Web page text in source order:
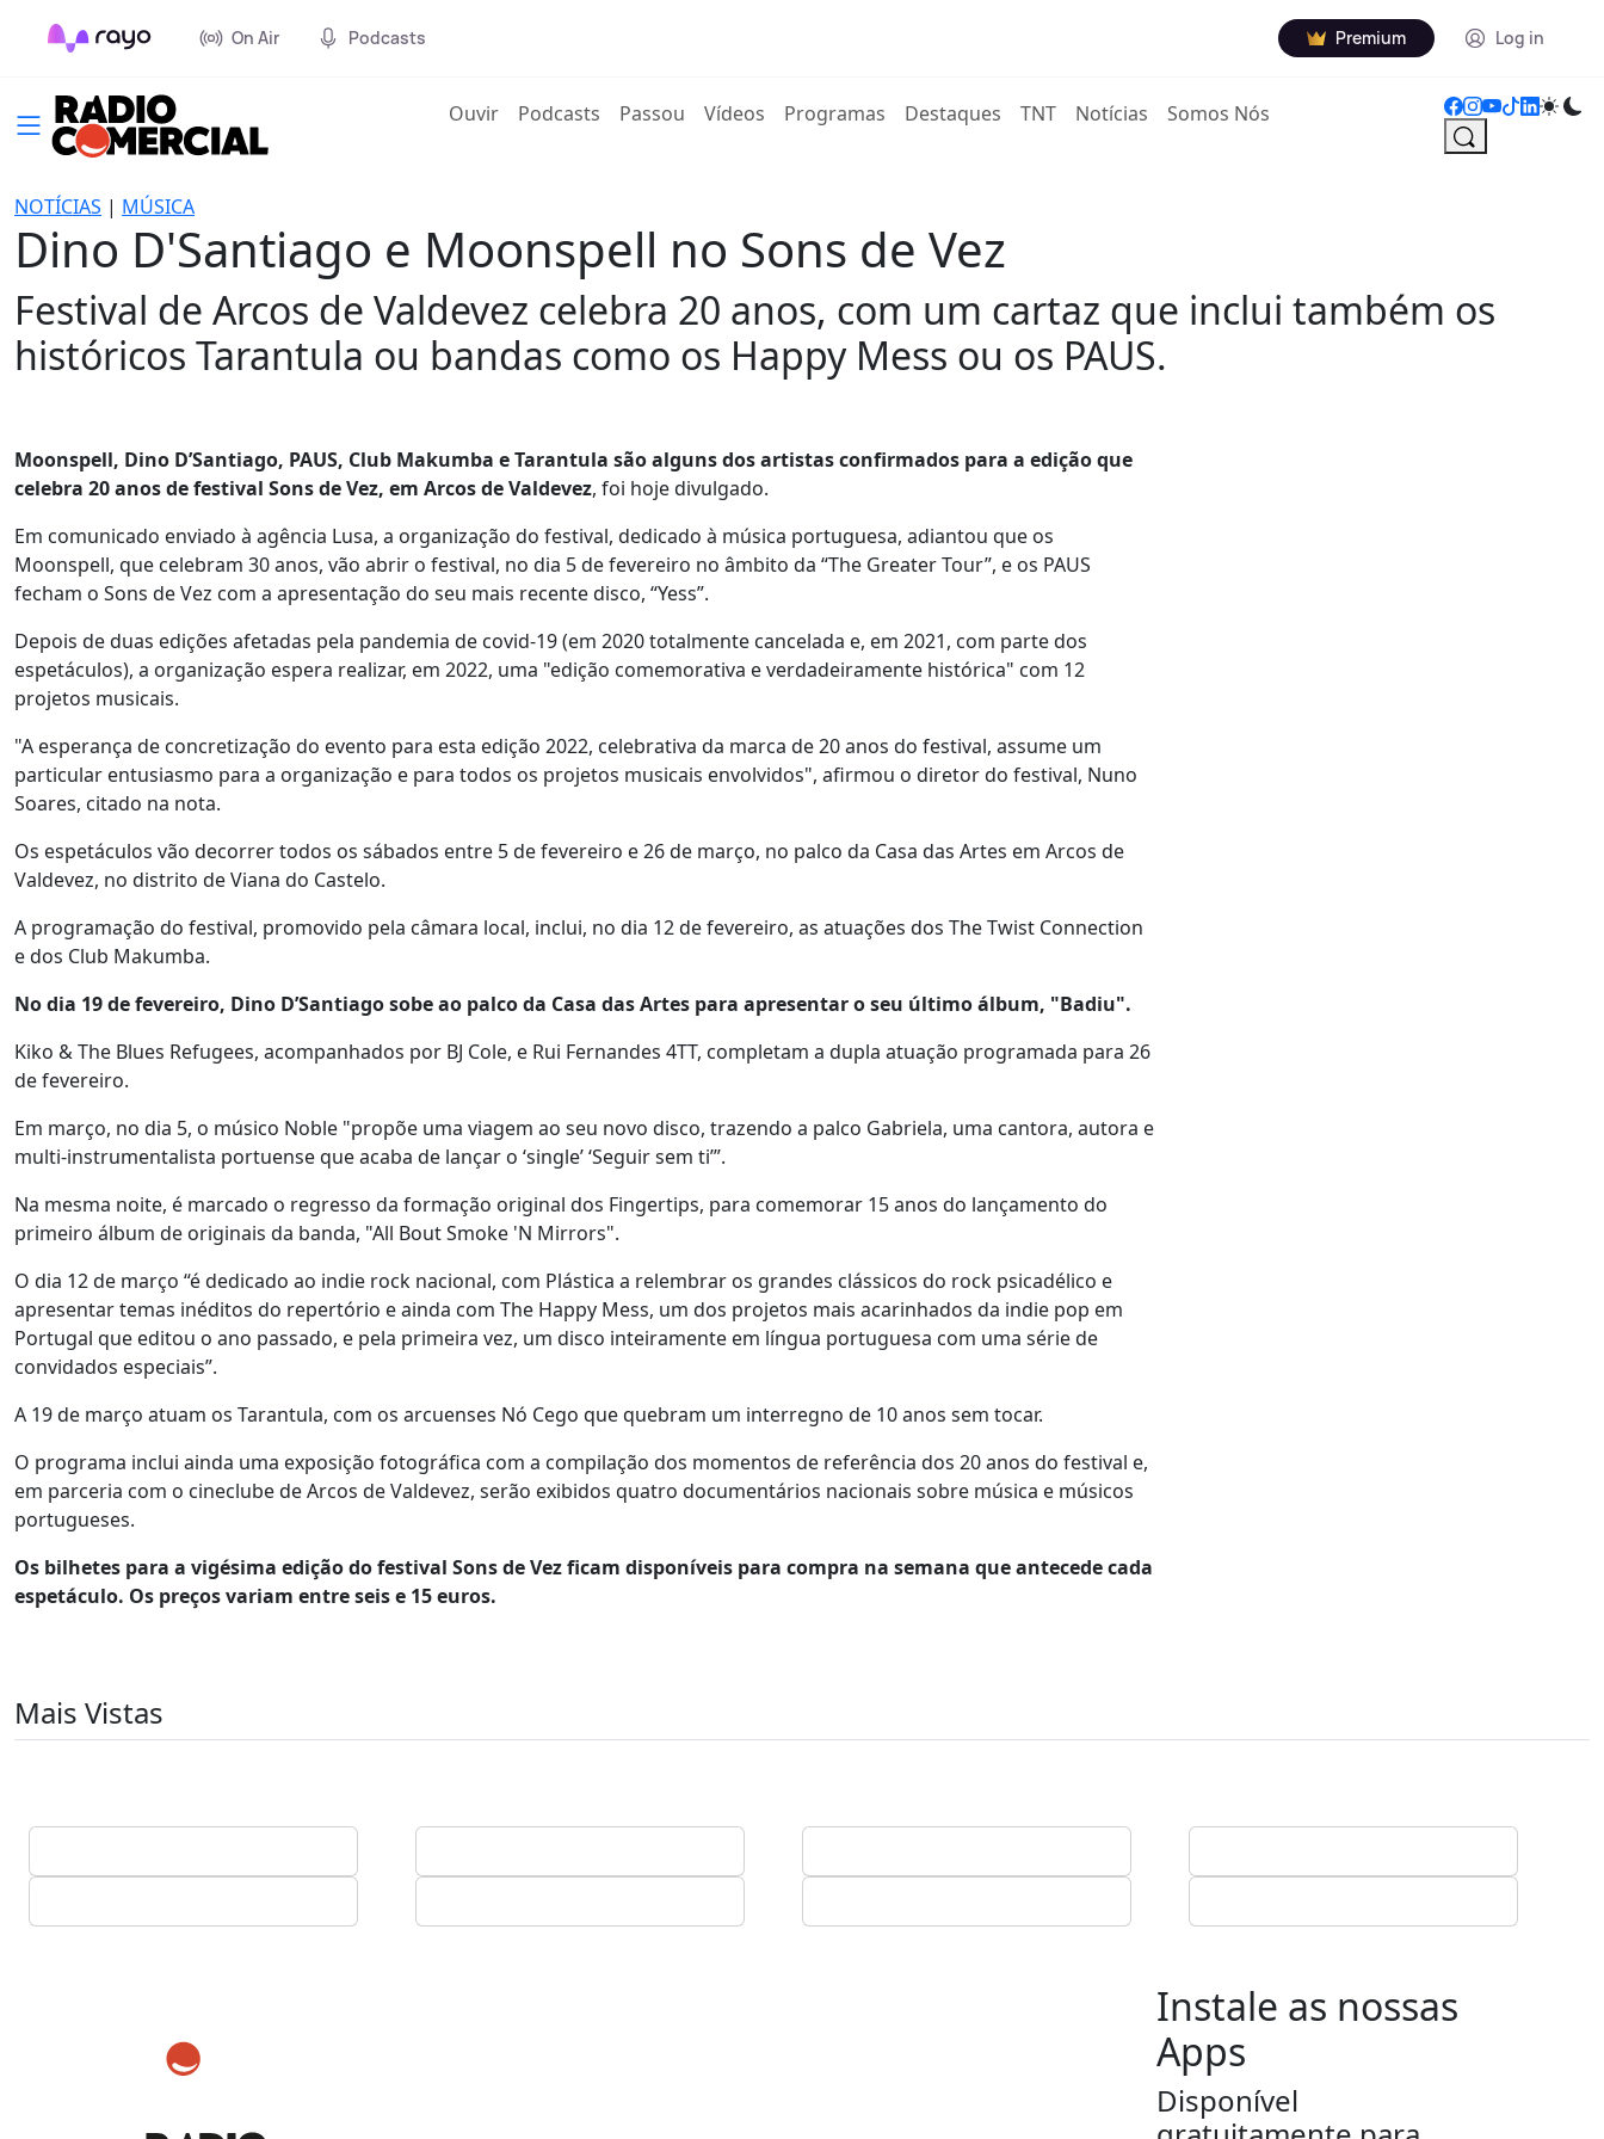
On Air Podcasts Premium Log in
Ouvir(current)
Podcasts Passou Vídeos Programas Destaques TNT Notícias Somos Nós
NOTÍCIAS | MÚSICA
Dino D'Santiago e Moonspell no Sons de Vez
Festival de Arcos de Valdevez celebra 20 anos, com um cartaz que inclui também os
históricos Tarantula ou bandas como os Happy Mess ou os PAUS.
Moonspell, Dino D’Santiago, PAUS, Club Makumba e Tarantula são alguns dos artistas confirmados para a edição que
celebra 20 anos de festival Sons de Vez, em Arcos de Valdevez, foi hoje divulgado.
Em comunicado enviado à agência Lusa, a organização do festival, dedicado à música portuguesa, adiantou que os
Moonspell, que celebram 30 anos, vão abrir o festival, no dia 5 de fevereiro no âmbito da “The Greater Tour”, e os PAUS
fecham o Sons de Vez com a apresentação do seu mais recente disco, “Yess”.
Depois de duas edições afetadas pela pandemia de covid-19 (em 2020 totalmente cancelada e, em 2021, com parte dos
espetáculos), a organização espera realizar, em 2022, uma "edição comemorativa e verdadeiramente histórica" com 12
projetos musicais.
"A esperança de concretização do evento para esta edição 2022, celebrativa da marca de 20 anos do festival, assume um
particular entusiasmo para a organização e para todos os projetos musicais envolvidos", afirmou o diretor do festival, Nuno
Soares, citado na nota.
Os espetáculos vão decorrer todos os sábados entre 5 de fevereiro e 26 de março, no palco da Casa das Artes em Arcos de
Valdevez, no distrito de Viana do Castelo.
A programação do festival, promovido pela câmara local, inclui, no dia 12 de fevereiro, as atuações dos The Twist Connection
e dos Club Makumba.
No dia 19 de fevereiro, Dino D’Santiago sobe ao palco da Casa das Artes para apresentar o seu último álbum, "Badiu".
Kiko & The Blues Refugees, acompanhados por BJ Cole, e Rui Fernandes 4TT, completam a dupla atuação programada para 26
de fevereiro.
Em março, no dia 5, o músico Noble "propõe uma viagem ao seu novo disco, trazendo a palco Gabriela, uma cantora, autora e
multi-instrumentalista portuense que acaba de lançar o ‘single’ ‘Seguir sem ti’”.
Na mesma noite, é marcado o regresso da formação original dos Fingertips, para comemorar 15 anos do lançamento do
primeiro álbum de originais da banda, "All Bout Smoke 'N Mirrors".
O dia 12 de março “é dedicado ao indie rock nacional, com Plástica a relembrar os grandes clássicos do rock psicadélico e
apresentar temas inéditos do repertório e ainda com The Happy Mess, um dos projetos mais acarinhados da indie pop em
Portugal que editou o ano passado, e pela primeira vez, um disco inteiramente em língua portuguesa com uma série de
convidados especiais”.
A 19 de março atuam os Tarantula, com os arcuenses Nó Cego que quebram um interregno de 10 anos sem tocar.
O programa inclui ainda uma exposição fotográfica com a compilação dos momentos de referência dos 20 anos do festival e,
em parceria com o cineclube de Arcos de Valdevez, serão exibidos quatro documentários nacionais sobre música e músicos
portugueses.
Os bilhetes para a vigésima edição do festival Sons de Vez ficam disponíveis para compra na semana que antecede cada
espetáculo. Os preços variam entre seis e 15 euros.
Mais Vistas
Instale as nossas
Apps
Disponível